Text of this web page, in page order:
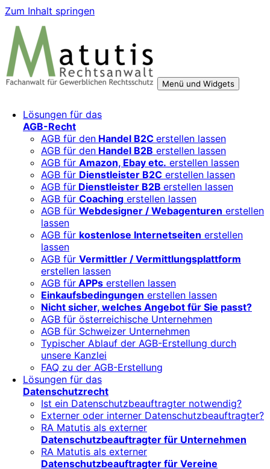
Zum Inhalt springen
wachsen mit starken AGB, Datenschutz und
Markenschutz
Aktivitäten, Plattformen und Innovationen rechtssicher
entwickeln und skalieren wollen.
Menü und Widgets
Lösungen für das
AGB-Recht
AGB für den Handel B2C erstellen lassen
AGB für den Handel B2B erstellen lassen
AGB für Amazon, Ebay etc. erstellen lassen
AGB für Dienstleister B2C erstellen lassen
AGB für Dienstleister B2B erstellen lassen
AGB für Coaching erstellen lassen
AGB für Webdesigner / Webagenturen erstellen
lassen
AGB für kostenlose Internetseiten erstellen
lassen
AGB für Vermittler / Vermittlungsplattform
erstellen lassen
AGB für APPs erstellen lassen
Einkaufsbedingungen erstellen lassen
Nicht sicher, welches Angebot für Sie passt?
AGB für österreichische Unternehmen
AGB für Schweizer Unternehmen
Typischer Ablauf der AGB-Erstellung durch
unsere Kanzlei
FAQ zu der AGB-Erstellung
Lösungen für das
Datenschutzrecht
Ist ein Datenschutzbeauftragter notwendig?
Externer oder interner Datenschutzbeauftragter?
RA Matutis als externer
Datenschutzbeauftragter für Unternehmen
RA Matutis als externer
Datenschutzbeauftragter für Vereine